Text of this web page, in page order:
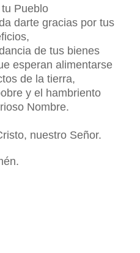
Pueblo
darte gracias por tus
de tus bienes
esperan alimentarse
de la tierra,
y el hambriento
Nombre.
nuestro Señor.